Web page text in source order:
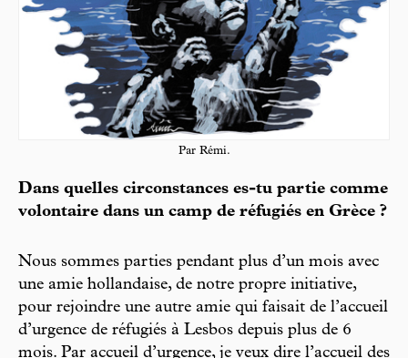
Par Rémi.
Dans quelles circonstances es-tu partie comme
volontaire dans un camp de réfugiés en Grèce ?
Nous sommes parties pendant plus d’un mois avec
une amie hollandaise, de notre propre initiative,
pour rejoindre une autre amie qui faisait de l’accueil
d’urgence de réfugiés à Lesbos depuis plus de 6
mois. Par accueil d’urgence, je veux dire l’accueil des